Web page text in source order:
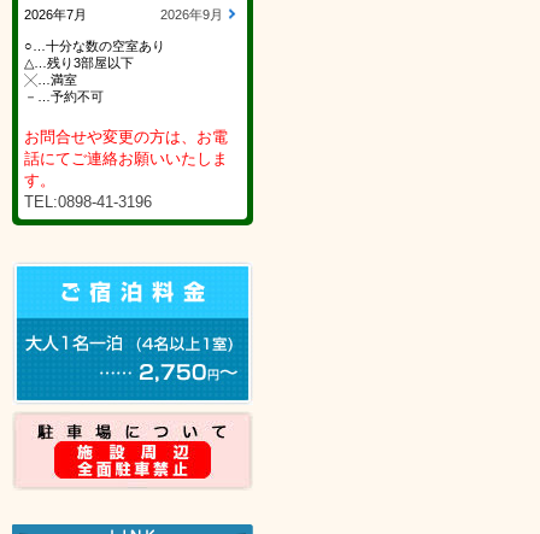
2026年7月 2026年9月
○…十分な数の空室あり
△…残り3部屋以下
╳…満室
－…予約不可
お問合せや変更の方は、お電
話にてご連絡お願いいたしま
す。
TEL:0898-41-3196